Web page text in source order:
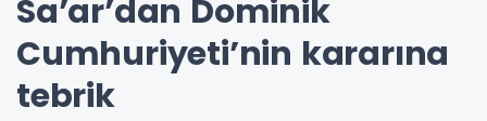
Sa’ar’dan Dominik
Cumhuriyeti’nin kararına
tebrik